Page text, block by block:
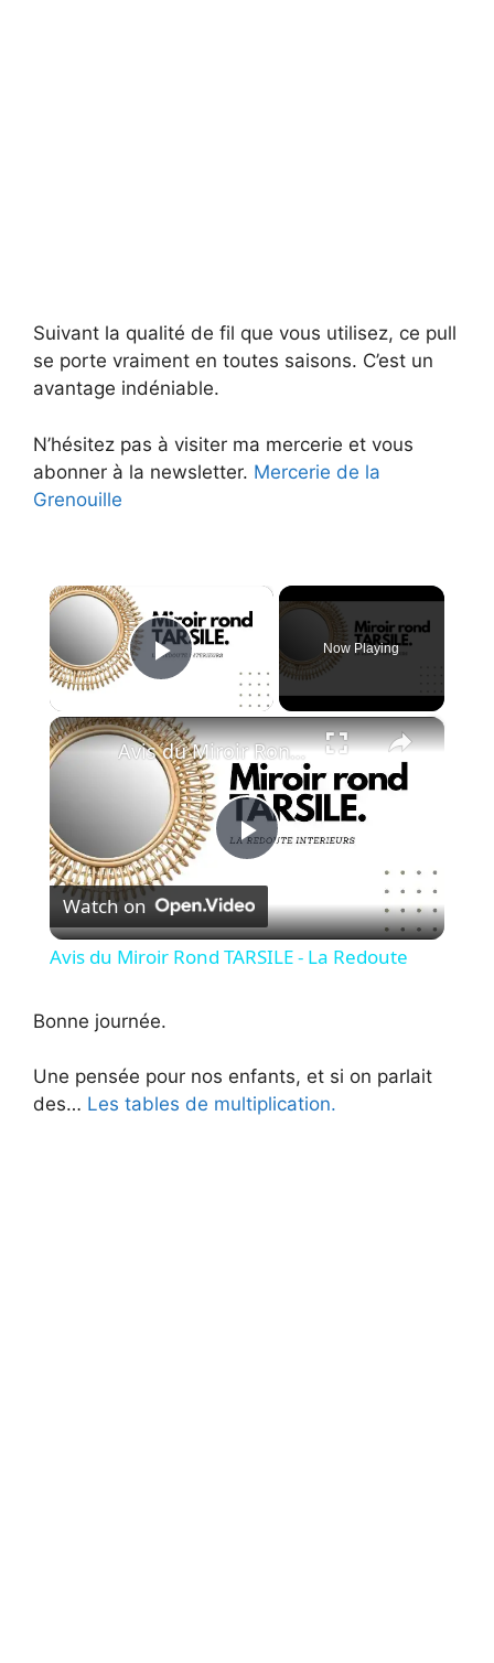
Suivant la qualité de fil que vous utilisez, ce pull
se porte vraiment en toutes saisons. C’est un
avantage indéniable.
N’hésitez pas à visiter ma mercerie et vous
abonner à la newsletter. Mercerie de la
Grenouille
×
Play Video
Now Playing
×
P
l
y
V
Avis du Miroir Rond TARSILE - La Redoute
Watch on
Avis du Miroir Rond TARSILE - La Redoute
Bonne journée.
Une pensée pour nos enfants, et si on parlait
des… Les tables de multiplication.